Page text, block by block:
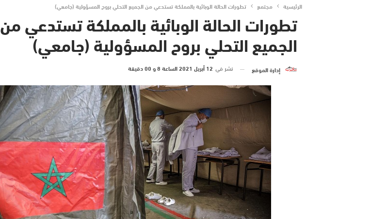
الرئيسية مجتمع تطورات الحالة الوبائية بالمملكة تستدعي من الجميع التحلي بروح المسؤولية (جامعي)
تطورات الحالة الوبائية بالمملكة تستدعي من
الجميع التحلي بروح المسؤولية (جامعي)
إدارة الموقع نشر في 12 أبريل 2021 الساعة 8 و 00 دقيقة